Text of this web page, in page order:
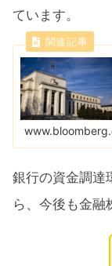
ています。
銀行の資金調達
ら、今後も金融